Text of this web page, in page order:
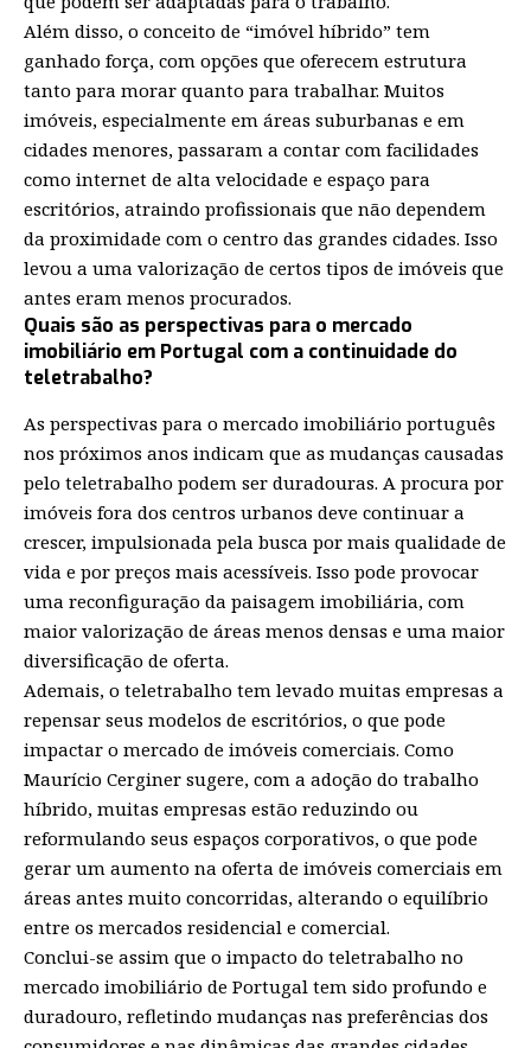
Além disso, o conceito de “imóvel híbrido” tem
ganhado força, com opções que oferecem estrutura
tanto para morar quanto para trabalhar. Muitos
imóveis, especialmente em áreas suburbanas e em
cidades menores, passaram a contar com facilidades
como internet de alta velocidade e espaço para
escritórios, atraindo profissionais que não dependem
da proximidade com o centro das grandes cidades. Isso
levou a uma valorização de certos tipos de imóveis que
antes eram menos procurados.
Quais são as perspectivas para o mercado
imobiliário em Portugal com a continuidade do
teletrabalho?
As perspectivas para o mercado imobiliário português
nos próximos anos indicam que as mudanças causadas
pelo teletrabalho podem ser duradouras. A procura por
imóveis fora dos centros urbanos deve continuar a
crescer, impulsionada pela busca por mais qualidade de
vida e por preços mais acessíveis. Isso pode provocar
uma reconfiguração da paisagem imobiliária, com
maior valorização de áreas menos densas e uma maior
diversificação de oferta.
Ademais, o teletrabalho tem levado muitas empresas a
repensar seus modelos de escritórios, o que pode
impactar o mercado de imóveis comerciais. Como
Maurício Cerginer sugere, com a adoção do trabalho
híbrido, muitas empresas estão reduzindo ou
reformulando seus espaços corporativos, o que pode
gerar um aumento na oferta de imóveis comerciais em
áreas antes muito concorridas, alterando o equilíbrio
entre os mercados residencial e comercial.
Conclui-se assim que o impacto do teletrabalho no
mercado imobiliário de Portugal tem sido profundo e
duradouro, refletindo mudanças nas preferências dos